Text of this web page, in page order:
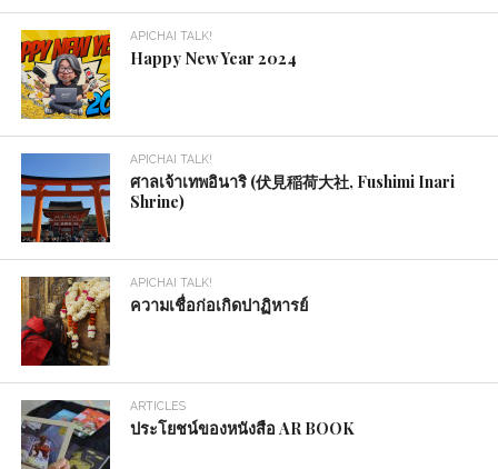
APICHAI TALK!
Happy New Year 2024
APICHAI TALK!
ศาลเจ้าเทพอินาริ (伏見稲荷大社, Fushimi Inari
Shrine)
APICHAI TALK!
ความเชื่อก่อเกิดปาฏิหารย์
ARTICLES
ประโยชน์ของหนังสือ AR BOOK